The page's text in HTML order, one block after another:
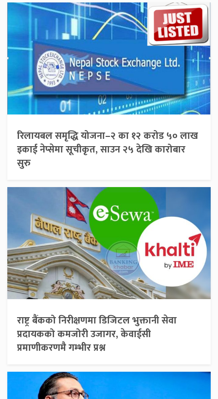
रिलायबल समृद्धि योजना–२ का १२ करोड ५० लाख
इकाई नेप्सेमा सूचीकृत, साउन २५ देखि कारोबार
सुरु
राष्ट्र बैंकको निरीक्षणमा डिजिटल भुक्तानी सेवा
प्रदायकको कमजोरी उजागर, केवाईसी
प्रमाणीकरणमै गम्भीर प्रश्न